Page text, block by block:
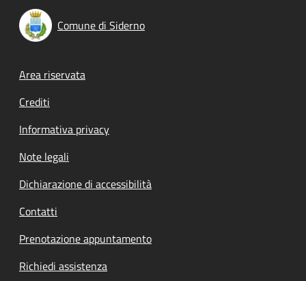
Comune di Siderno
Footer menu
Area riservata
Crediti
Informativa privacy
Note legali
Dichiarazione di accessibilità
Contatti
Prenotazione appuntamento
Richiedi assistenza